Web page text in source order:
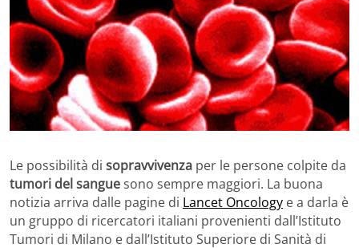
Le possibilità di sopravvivenza per le persone colpite da
tumori del sanguesono sempre maggiori. La buona
notizia arriva dalle pagine di Lancet Oncology e a darla è
un gruppo di ricercatori italiani provenienti dall’Istituto
Tumori di Milano e dall’Istituto Superiore di Sanità di